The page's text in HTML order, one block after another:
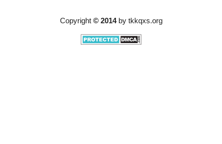
Copyright © 2014by tkkqxs.org